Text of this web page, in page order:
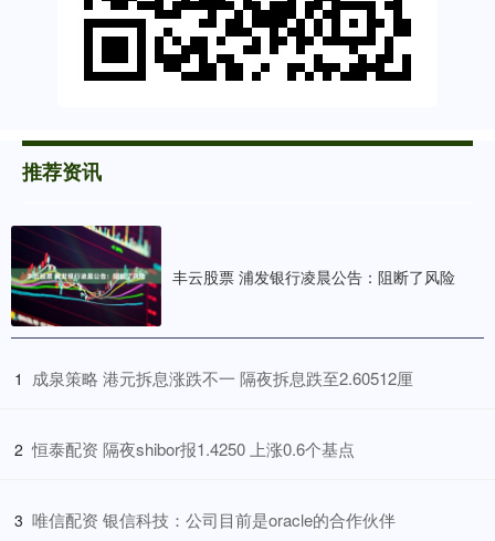
推荐资讯
丰云股票 浦发银行凌晨公告：阻断了风险
1 ​成泉策略 港元拆息涨跌不一 隔夜拆息跌至2.60512厘
2 ​恒泰配资 隔夜shibor报1.4250 上涨0.6个基点
3 ​唯信配资 银信科技：公司目前是oracle的合作伙伴